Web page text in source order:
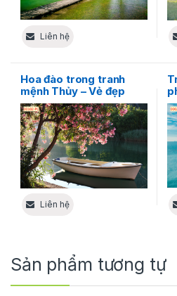
Liên hệ
Hoa đào trong tranh
mệnh Thủy – Vẻ đẹp
kiêu sa và sang trọng
Liên hệ
Sản phẩm tương tự